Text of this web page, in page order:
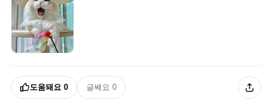
도움돼요 0 글쎄요 0